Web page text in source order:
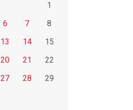
1
6 7
8
13 14
15
20 21
22
27 28
29